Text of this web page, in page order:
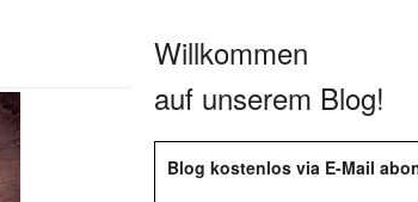
Willkommen
auf unserem Blog!
Blog kostenlos via E-Mail